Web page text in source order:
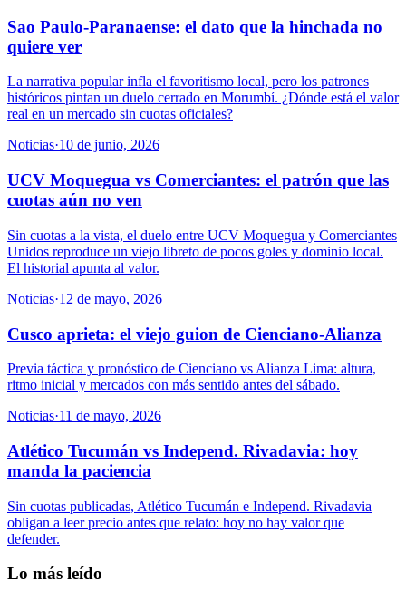
Sao Paulo-Paranaense: el dato que la hinchada no
quiere ver
La narrativa popular infla el favoritismo local, pero los patrones
históricos pintan un duelo cerrado en Morumbí. ¿Dónde está el valor
real en un mercado sin cuotas oficiales?
Noticias·10 de junio, 2026
UCV Moquegua vs Comerciantes: el patrón que las
cuotas aún no ven
Sin cuotas a la vista, el duelo entre UCV Moquegua y Comerciantes
Unidos reproduce un viejo libreto de pocos goles y dominio local.
El historial apunta al valor.
Noticias·12 de mayo, 2026
Cusco aprieta: el viejo guion de Cienciano-Alianza
Previa táctica y pronóstico de Cienciano vs Alianza Lima: altura,
ritmo inicial y mercados con más sentido antes del sábado.
Noticias·11 de mayo, 2026
Atlético Tucumán vs Independ. Rivadavia: hoy
manda la paciencia
Sin cuotas publicadas, Atlético Tucumán e Independ. Rivadavia
obligan a leer precio antes que relato: hoy no hay valor que
defender.
Lo más leído